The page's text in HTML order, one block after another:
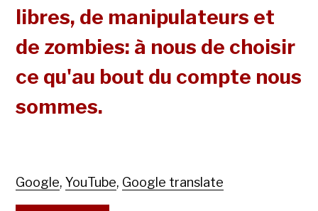
libres, de manipulateurs et
de zombies: à nous de choisir
ce qu'au bout du compte nous
sommes.
Google,YouTube, Google translate